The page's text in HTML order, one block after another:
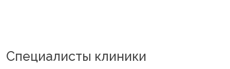
Специалисты клиники